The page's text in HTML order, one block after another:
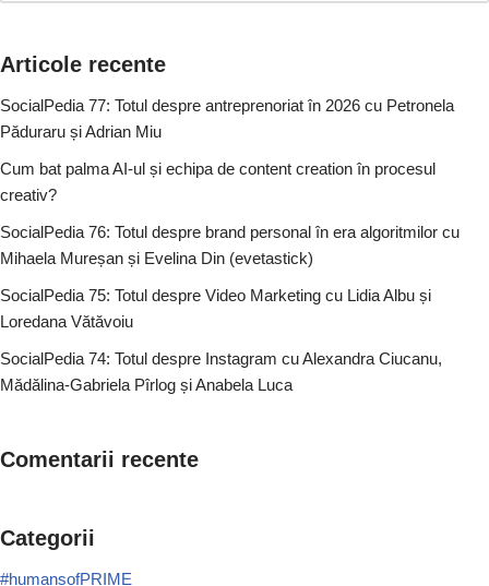
Articole recente
SocialPedia 77: Totul despre antreprenoriat în 2026 cu Petronela
Păduraru și Adrian Miu
Cum bat palma AI-ul și echipa de content creation în procesul
creativ?
SocialPedia 76: Totul despre brand personal în era algoritmilor cu
Mihaela Mureșan și Evelina Din (evetastick)
SocialPedia 75: Totul despre Video Marketing cu Lidia Albu și
Loredana Vătăvoiu
SocialPedia 74: Totul despre Instagram cu Alexandra Ciucanu,
Mădălina-Gabriela Pîrlog și Anabela Luca
Comentarii recente
Categorii
#humansofPRIME